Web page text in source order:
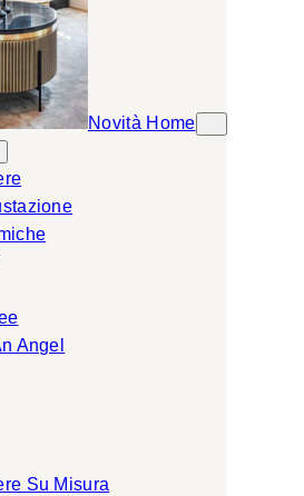
Novità Home
Angel
Su Misura